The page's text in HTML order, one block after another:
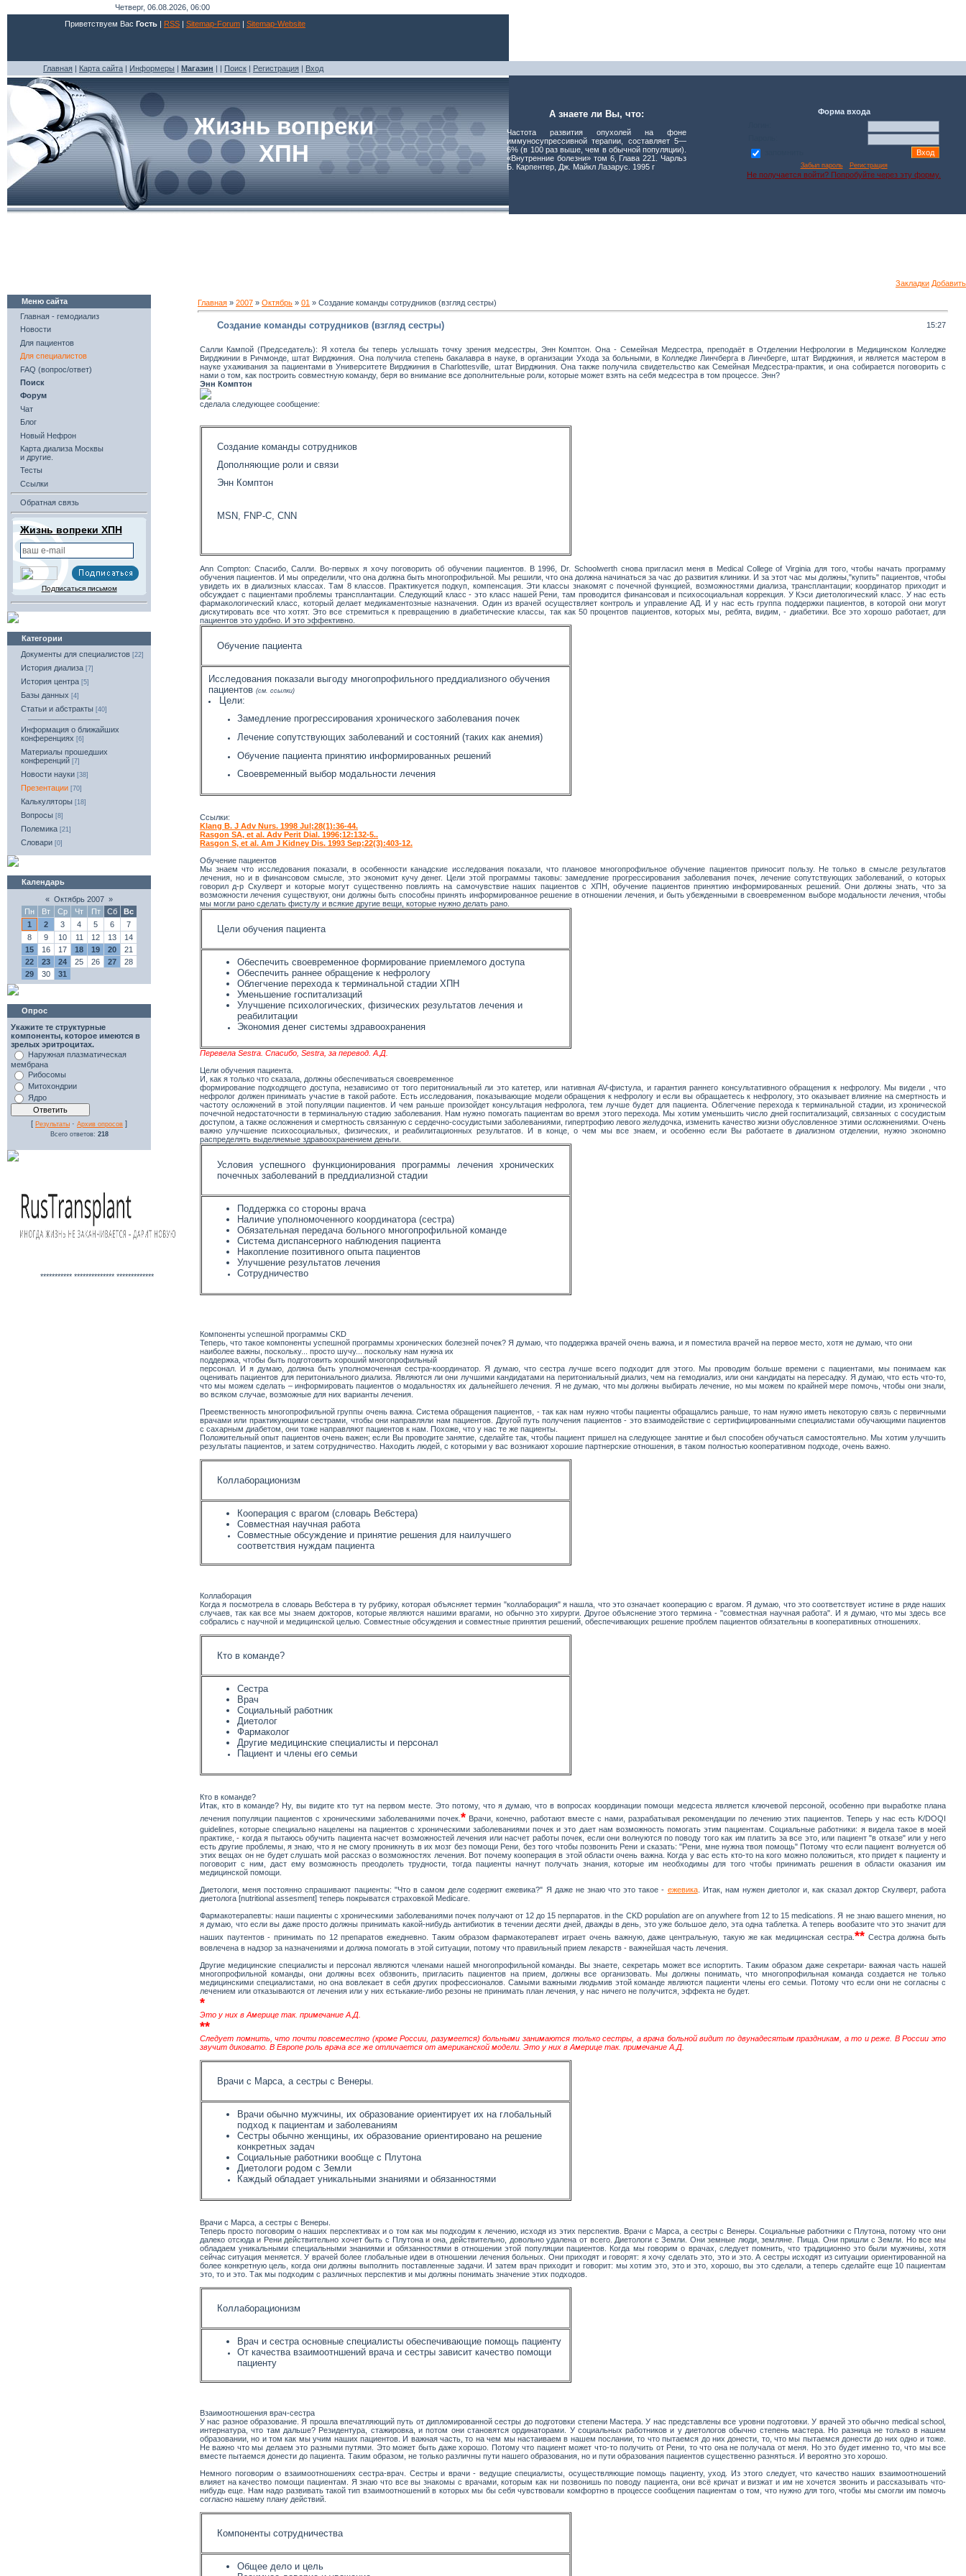
Четверг, 06.08.2026, 06:00
Приветствуем Вас Гость | RSS | Sitemap-Forum | Sitemap-Website
Главная | Карта сайта | Информеры | Магазин | | Поиск | Регистрация | Вход
Жизнь вопреки
ХПН
А знаете ли Вы, что:
Частота развития опухолей на фоне
иммуносупрессивной терапии, составляет 5—
6% (в 100 раз выше, чем в обычной популяции).
«Внутренние болезни» том 6, Глава 221. Чарльз
Б. Карпентер, Дж. Майкл Лазарус. 1995 г
Форма входа
Забыл пароль· Регистрация
Не получается войти? Попробуйте через эту форму.
Закладки Добавить
Меню сайта
Главная - гемодиализ
Новости
Для пациентов
Для специалистов
FAQ (вопрос/ответ)
Поиск
Форум
Чат
Блог
Новый Нефрон
Карта диализа Москвы
и другие.
Тесты
Ссылки
Обратная связь
Жизнь вопреки ХПН
Подписаться письмом
Категории
Документы для специалистов [22]
История диализа [7]
История центра [5]
Базы данных [4]
Статьи и абстракты [40]
Информация о ближайших
конференциях [6]
Материалы прошедших
конференций [7]
Новости науки [38]
Презентации [70]
Калькуляторы [18]
Вопросы [8]
Полемика [21]
Словари [0]
Календарь
« Октябрь 2007 »
Пн
Вт Ср Чт Пт Сб
Вс
1
2 3 4 5 6
7
8
9 10 11 12 13
14
15
16 17 18 19 20
21
22
23 24 25 26 27
28
29
30 31
Опрос
Укажите те структурные
компоненты, которое имеются в
зрелых эритроцитах.
Наружная плазматическая
мембрана
Рибосомы
Митохондрии
Ядро
[ Результаты · Архив опросов ]
Всего ответов: 218
*********** ************** *************
Главная » 2007 » Октябрь » 01 » Создание команды сотрудников (взгляд сестры)
Создание команды сотрудников (взгляд сестры) 15:27
Салли Кампой (Председатель): Я хотела бы теперь услышать точку зрения медсестры, Энн Комптон. Она - Семейная Медсестра, преподаёт в Отделении Нефрологии в Медицинском Колледже
Вирджинии в Ричмонде, штат Вирджиния. Она получила степень бакалавра в науке, в организации Ухода за больными, в Колледже Линчберга в Линчберге, штат Вирджиния, и является мастером в
науке ухаживания за пациентами в Университете Вирджиния в Charlottesville, штат Вирджиния. Она также получила свидетельство как Семейная Медсестра-практик, и она собирается поговорить с
нами о том, как построить совместную команду, беря во внимание все дополнительные роли, которые может взять на себя медсестра в том процессе. Энн?
Энн Комптон
сделала следующее сообщение:
Создание команды сотрудников
Дополняющие роли и связи
Энн Комптон
MSN, FNP-C, CNN
Ann Compton: Спасибо, Салли. Во-первых я хочу поговорить об обучении пациентов. В 1996, Dr. Schoolwerth снова пригласил меня в Medical College of Virginia для того, чтобы начать программу
обучения пациентов. И мы определили, что она должна быть многопрофильной. Мы решили, что она должна начинаться за час до развития клиники. И за этот час мы должны,"купить" пациентов, чтобы
увидеть их в диализных классах. Там 8 классов. Практикуется подкуп, компенсация. Эти классы знакомят с почечной функцией, возможностями диализа, трансплантации; координатор приходит и
обсуждает с пациентами проблемы трансплантации. Следующий класс - это класс нашей Рени, там проводится финансовая и психосоциальная коррекция. У Кэси диетологический класс. У нас есть
фармакологический класс, который делает медикаментозные назначения. Один из врачей осуществляет контроль и управление АД. И у нас есть группа поддержки пациентов, в которой они могут
дискутировать все что хотят. Это все стремиться к превращению в диабетические классы, так как 50 процентов пациентов, которых мы, ребята, видим, - диабетики. Все это хорошо работает, для
пациентов это удобно. И это эффективно.
Обучение пациента
Исследования показали выгоду многопрофильного преддиализного обучения
пациентов (см. ссылки)
Цели:
Замедление прогрессирования хронического заболевания почек
Лечение сопутствующих заболеваний и состояний (таких как анемия)
Обучение пациента принятию информированных решений
Своевременный выбор модальности лечения
Ссылки:
Klang B. J Adv Nurs. 1998 Jul;28(1):36-44.
Rasgon SA, et al. Adv Perit Dial. 1996;12:132-5..
Rasgon S, et al. Am J Kidney Dis. 1993 Sep;22(3):403-12.
Обучение пациентов
Мы знаем что исследования показали, в особенности канадские исследования показали, что плановое многопрофильное обучение пациентов приносит пользу. Не только в смысле результатов
лечения, но и в финансовом смысле, это экономит кучу денег. Цели этой программы таковы: замедление прогрессирования заболевания почек, лечение сопутствующих заболеваний, о которых
говорил д-р Скулверт и которые могут существенно повлиять на самочувствие наших пациентов с ХПН, обучение пациентов принятию информированных решений. Они должны знать, что за
возможности лечения существуют, они должны быть способны принять информированное решение в отношении лечения, и быть убежденными в своевременном выборе модальности лечения, чтобы
мы могли рано сделать фистулу и всякие другие вещи, которые нужно делать рано.
Цели обучения пациента
Обеспечить своевременное формирование приемлемого доступа
Обеспечить раннее обращение к нефрологу
Облегчение перехода к терминальной стадии ХПН
Уменьшение госпитализаций
Улучшение психологических, физических результатов лечения и
реабилитации
Экономия денег системы здравоохранения
Перевела Sestra. Спасибо, Sestra, за перевод. А.Д.
Цели обучения пациента.
И, как я только что сказала, должны обеспечиваться своевременное
формирование подходящего доступа, независимо от того перитониальный ли это катетер, или нативная AV-фистула, и гарантия раннего консультативного обращения к нефрологу. Мы видели , что
нефролог должен принимать участие в такой работе. Есть исследования, показывающие модели обращения к нефрологу и если вы обращаетесь к нефрологу, это оказывает влияние на смертность и
частоту осложнений в этой популяции пациентов. И чем раньше произойдет консультация нефролога, тем лучше будет для пациента. Облегчение перехода к терминальной стадии, из хронической
почечной недостаточности в терминальную стадию заболевания. Нам нужно помогать пациентам во время этого перехода. Мы хотим уменьшить число дней госпитализаций, связанных с сосудистым
доступом, а также осложнения и смертность связанную с сердечно-сосудистыми заболеваниями, гипертрофию левого желудочка, изменить качество жизни обусловленное этими осложнениями. Очень
важно улучшение психосоциальных, физических, и реабилитационных результатов. И в конце, о чем мы все знаем, и особенно если Вы работаете в диализном отделении, нужно экономно
распределять выделяемые здравоохранением деньги.
Условия успешного функционирования программы лечения хронических
почечных заболеваний в преддиализной стадии
Поддержка со стороны врача
Наличие уполномоченного координатора (сестра)
Обязательная передача больного многопрофильной команде
Система диспансерного наблюдения пациента
Накопление позитивного опыта пациентов
Улучшение результатов лечения
Сотрудничество
Компоненты успешной программы CKD
Теперь, что такое компоненты успешной программы хронических болезней почек? Я думаю, что поддержка врачей очень важна, и я поместила врачей на первое место, хотя не думаю, что они
наиболее важны, поскольку... просто шучу... поскольку нам нужна их
поддержка, чтобы быть подготовить хороший многопрофильный
персонал. И я думаю, должна быть уполномоченная сестра-координатор. Я думаю, что сестра лучше всего подходит для этого. Мы проводим больше времени с пациентами, мы понимаем как
оценивать пациентов для перитониального диализа. Являются ли они лучшими кандидатами на перитониальный диализ, чем на гемодиализ, или они кандидаты на пересадку. Я думаю, что есть что-то,
что мы можем сделать – информировать пациентов о модальностях их дальнейшего лечения. Я не думаю, что мы должны выбирать лечение, но мы можем по крайней мере помочь, чтобы они знали,
во всяком случае, возможные для них варианты лечения.
Преемственность многопрофильной группы очень важна. Система обращения пациентов, - так как нам нужно чтобы пациенты обращались раньше, то нам нужно иметь некоторую связь с первичными
врачами или практикующими сестрами, чтобы они направляли нам пациентов. Другой путь получения пациентов - это взаимодействие с сертифицированными специалистами обучающими пациентов
с сахарным диабетом, они тоже направляют пациентов к нам. Похоже, что у нас те же пациенты.
Положительный опыт пациентов очень важен; если Вы проводите занятие, сделайте так, чтобы пациент пришел на следующее занятие и был способен обучаться самостоятельно. Мы хотим улучшить
результаты пациентов, и затем сотрудничество. Находить людей, с которыми у вас возникают хорошие партнерские отношения, в таком полностью кооперативном подходе, очень важно.
Коллаборационизм
Кооперация с врагом (словарь Вебстера)
Совместная научная работа
Совместные обсуждение и принятие решения для наилучшего
соответствия нуждам пациента
Коллаборация
Когда я посмотрела в словарь Вебстера в ту рубрику, которая объясняет термин "коллаборация" я нашла, что это означает кооперацию с врагом. Я думаю, что это соответствует истине в ряде наших
случаев, так как все мы знаем докторов, которые являются нашими врагами, но обычно это хирурги. Другое объяснение этого термина - "совместная научная работа". И я думаю, что мы здесь все
собрались с научной и медицинской целью. Совместные обсуждения и совместные принятия решений, обеспечивающих решение проблем пациентов обязательны в кооперативных отношениях.
Кто в команде?
Сестра
Врач
Социальный работник
Диетолог
Фармаколог
Другие медицинские специалисты и персонал
Пациент и члены его семьи
Кто в команде?
Итак, кто в команде? Ну, вы видите кто тут на первом месте. Это потому, что я думаю, что в вопросах координации помощи медсеста является ключевой персоной, особенно при выработке плана
лечения популяции пациентов с хроническими заболеваниями почек. * Врачи, конечно, работают вместе с нами, разрабатывая рекомендации по лечению этих пациентов. Теперь у нас есть K/DOQI
guidelines, которые специально нацелены на пациентов с хроническими заболеваниями почек и это дает нам возможность помогать этим пациентам. Социальные работники: я видела такое в моей
практике, - когда я пытаюсь обучить пациента насчет возможностей лечения или насчет работы почек, если они волнуются по поводу того как им платить за все это, или пациент "в отказе" или у него
есть другие проблемы, я знаю, что я не смогу проникнуть в их мозг без помощи Рени, без того чтобы позвонить Рени и сказать: "Рени, мне нужна твоя помощь" Потому что если пациент волнуется об
этих вещах он не будет слушать мой рассказ о возможностях лечения. Вот почему кооперация в этой области очень важна. Когда у вас есть кто-то на кого можно положиться, кто придет к пациенту и
поговорит с ним, даст ему возможность преодолеть трудности, тогда пациенты начнут получать знания, которые им необходимы для того чтобы принимать решения в области оказания им
медицинской помощи.
Диетологи, меня постоянно спрашивают пациенты: "Что в самом деле содержит ежевика?" Я даже не знаю что это такое - ежевика. Итак, нам нужен диетолог и, как сказал доктор Скулверт, работа
диетолога [nutritional assesment] теперь покрыватся страховкой Medicare.
Фармакотерапевты: наши пациенты с хроническими заболеваниями почек получают от 12 до 15 перпаратов. in the CKD population are on anywhere from 12 to 15 medications. Я не знаю вашего мнения, но
я думаю, что если вы даже просто должны принимать какой-нибудь антибиотик в течении десяти дней, дважды в день, это уже большое дело, эта одна таблетка. А теперь вообазите что это значит для
наших паутентов - принимать по 12 препаратов ежедневно. Таким образом фармакотерапевт играет очень важную, даже центральную, такую же как медицинская сестра. **Сестра должна быть
вовлечена в надзор за назначениями и должна помогать в этой ситуации, потому что правильный прием лекарств - важнейшая часть лечения.
Другие медицинские специалисты и персонал являются членами нашей многопрофильной команды. Вы знаете, секретарь может все испортить. Таким образом даже секретари- важная часть нашей
многопрофильной команды, они должны всех обзвонить, пригласить пациентов на прием, должны все организовать. Мы должны понимать, что многопрофильная команда создается не только
медицинскими специалистами, но она вовлекает в себя других профессионалов. Самыми важными людьмив этой команде являются пациенти члены его семьи. Потому что если они не согласны с
лечением или отказываются от лечения или у них естькакие-либо резоны не принимать план лечения, у нас ничего не получится, эффекта не будет.
*
Это у них в Америце так. примечание А.Д.
**
Следует помнить, что почти повсеместно (кроме России, разумеется) больными занимаются только сестры, а врача больной видит по двунадесятым праздникам, а то и реже. В России это
звучит диковато. В Европе роль врача все же отличается от американской модели. Это у них в Америце так. примечание А.Д.
Врачи с Марса, а сестры с Венеры.
Врачи обычно мужчины, их образование ориентирует их на глобальный
подход к пациентам и заболеваниям
Сестры обычно женщины, их образование ориентировано на решение
конкретных задач
Социальные работники вообще с Плутона
Диетологи родом с Земли
Каждый обладает уникальными знаниями и обязанностями
Врачи с Марса, а сестры с Венеры.
Теперь просто поговорим о наших перспективах и о том как мы подходим к лечению, исходя из этих перспектив. Врачи с Марса, а сестры с Венеры. Социальные работники с Плутона, потому что они
далеко отсюда и Рени действительно хочет быть с Плутона и она, действительно, довольно удалена от всего. Диетологи с Земли. Они земные люди, земляне. Пища. Они пришли с Земли. Но все мы
обладаем уникальными специальными знаниями и обязанностями в отношении этой популяции пациентов. Когда мы говорим о врачах, следует помнить, что традиционно это были мужчины, хотя
сейчас ситуация меняется. У врачей более глобальные идеи в отношении лечения больных. Они приходят и говорят: я хочу сделать это, это и это. А сестры исходят из ситуации ориентированной на
более конкретную цель, когда они должны выполнить поставленные задачи. И затем врач приходит и говорит: мы хотим это, это и это, хорошо, вы это сделали, а теперь сделайте еще 10 пациентам
это, то и это. Так мы подходим с различных перспектив и мы должны понимать значение этих подходов.
Коллаборационизм
Врач и сестра основные специалисты обеспечивающие помощь пациенту
От качества взаимоотншений врача и сестры зависит качество помощи
пациенту
Взаимоотношения врач-сестра
У нас разное образование. Я прошла впечатляющий путь от дипломированной сестры до подготовки степени Мастера. У нас представлены все уровни подготовки. У врачей это обычно medical school,
интернатура, что там дальше? Резидентура, стажировка, и потом они становятся ординаторами. У социальных работников и у диетологов обычно степень мастера. Но разница не только в нашем
образовании, но и том как мы учим наших пациентов. И важная часть, то на чем мы настаиваем в нашем послании, то что пытаемся до них донести, то, что мы пытаемся донести до них одно и тоже.
Не важно что мы делаем это разными путями. Это может быть даже хорошо. Потому что пациент может что-то получить от Рени, то что она не получала от меня. Но это будет именно то, что мы все
вместе пытаемся донести до пациента. Таким образом, не только различны пути нашего образования, но и пути образования пациентов существенно разняться. И вероятно это хорошо.
Немного поговорим о взаимоотношениях сестра-врач. Сестры и врачи - ведущие специалисты, осуществляющие помощь пациенту, уход. Из этого следует, что качество наших взаимоотношений
влияет на качество помощи пациентам. Я знаю что все вы знакомы с врачами, которым как ни позвонишь по поводу пациента, они всё кричат и визжат и им не хочется звонить и рассказывать что-
нибудь еще. Нам надо развивать такой тип взаимоотношений в которых мы бы себя чувствовали комфортно в процессе сообщения пациентам о том, что нужно для того, чтобы мы смогли им помочь
согласно нашему плану действий.
Компоненты сотрудничества
Общее дело и цель